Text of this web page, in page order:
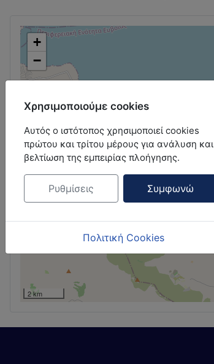
+
−
2 km
Χρησιμοποιούμε cookies
Αυτός ο ιστότοπος χρησιμοποιεί cookies
πρώτου και τρίτου μέρους για ανάλυση και
βελτίωση της εμπειρίας πλοήγησης.
Ρυθμίσεις Συμφωνώ
Πολιτική Cookies